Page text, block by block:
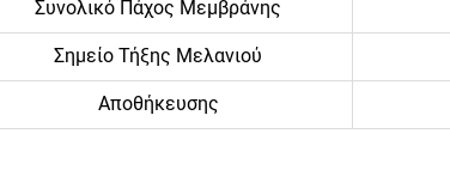
Συνολικό Πάχος Μεμβράνης
Σημείο Τήξης Μελανιού
Αποθήκευσης